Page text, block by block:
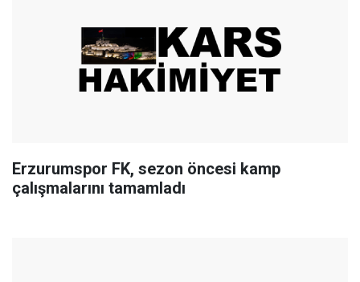
Erzurumspor FK, sezon öncesi kamp
çalışmalarını tamamladı